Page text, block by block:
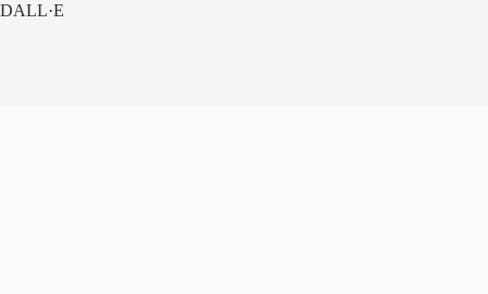
DALL·E